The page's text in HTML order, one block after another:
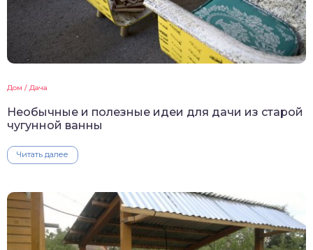
Дом / Дача
Необычные и полезные идеи для дачи из старой
чугунной ванны
Читать далее